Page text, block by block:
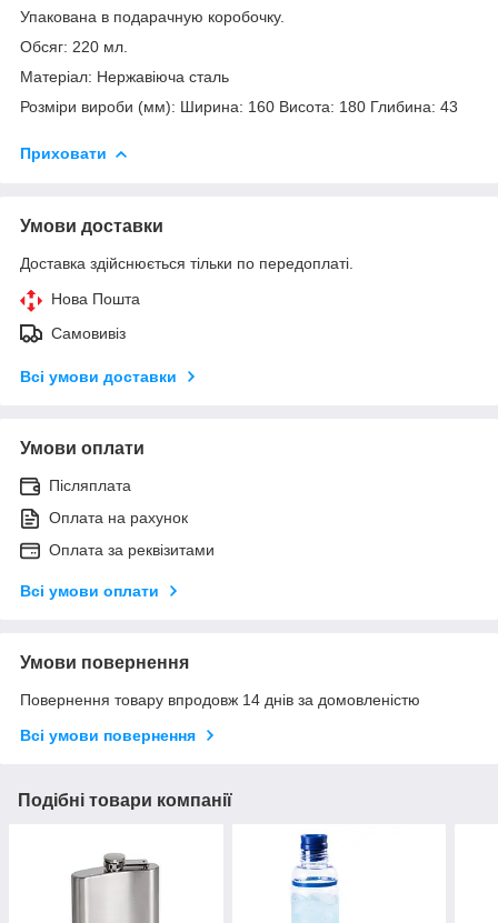
Упакована в подарачную коробочку.
Обсяг: 220 мл.
Матеріал: Нержавіюча сталь
Розміри вироби (мм): Ширина: 160 Висота: 180 Глибина: 43
Приховати
Умови доставки
Доставка здійснюється тільки по передоплаті.
Нова Пошта
Самовивіз
Всі умови доставки
Умови оплати
Післяплата
Оплата на рахунок
Оплата за реквізитами
Всі умови оплати
Умови повернення
Повернення товару впродовж 14 днів за домовленістю
Всі умови повернення
Подібні товари компанії